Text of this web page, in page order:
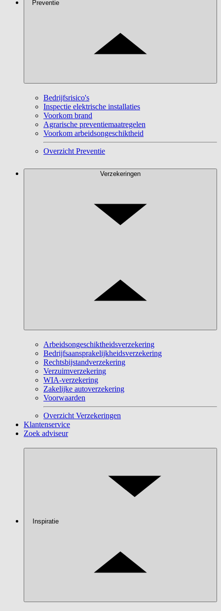
Preventie
Bedrijfsrisico's
Inspectie elektrische installaties
Voorkom brand
Agrarische preventiemaatregelen
Voorkom arbeidsongeschiktheid
Overzicht Preventie
Verzekeringen
Arbeidsongeschiktheidsverzekering
Bedrijfsaansprakelijkheidsverzekering
Rechtsbijstandverzekering
Verzuimverzekering
WIA-verzekering
Zakelijke autoverzekering
Voorwaarden
Overzicht Verzekeringen
Klantenservice
Zoek adviseur
Inspiratie